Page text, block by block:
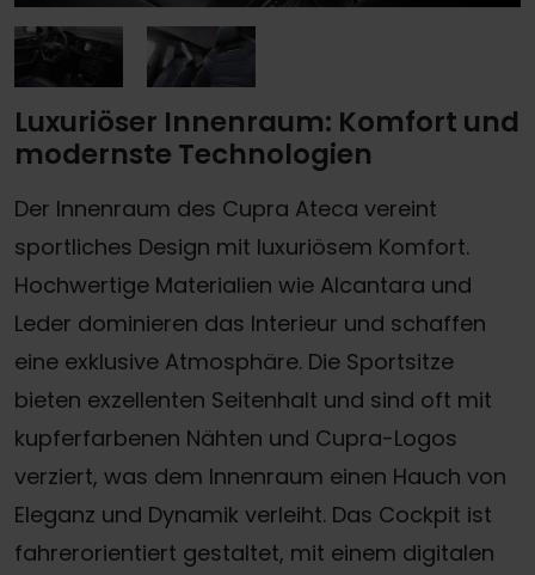
Luxuriöser Innenraum: Komfort und
modernste Technologien
Der Innenraum des Cupra Ateca vereint
sportliches Design mit luxuriösem Komfort.
Hochwertige Materialien wie Alcantara und
Leder dominieren das Interieur und schaffen
eine exklusive Atmosphäre. Die Sportsitze
bieten exzellenten Seitenhalt und sind oft mit
kupferfarbenen Nähten und Cupra-Logos
verziert, was dem Innenraum einen Hauch von
Eleganz und Dynamik verleiht. Das Cockpit ist
fahrerorientiert gestaltet, mit einem digitalen